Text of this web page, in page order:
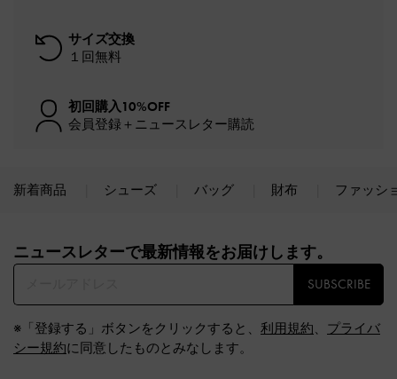
サイズ交換
１回無料
初回購入10%OFF
会員登録＋ニュースレター購読
新着商品 シューズ バッグ 財布 ファッシ
ニュースレターで最新情報をお届けします。​
SUBSCRIBE
※「登録する」ボタンをクリックすると、 利用規約、 プライバ
シー規約に同意したものとみなします。